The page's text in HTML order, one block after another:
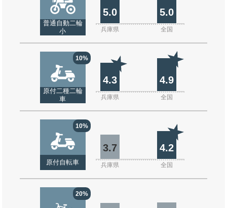
普通自動二輪
小
5.0 5.0
兵庫県 全国
10%
原付二種二輪
車
4.3 4.9
兵庫県 全国
10%
原付自転車
3.7 4.2
兵庫県 全国
20%